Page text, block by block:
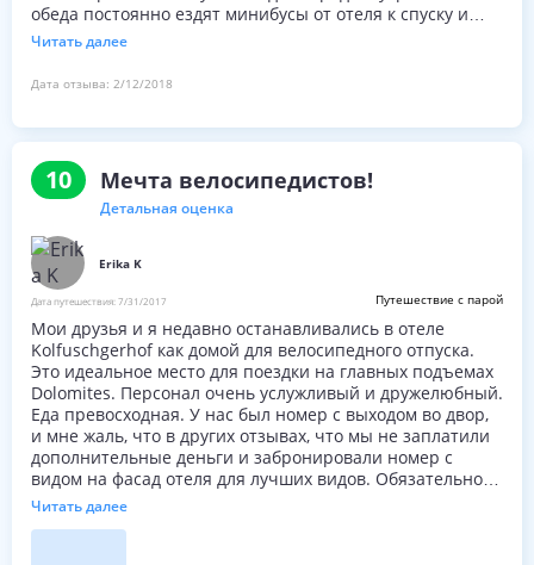
обеда постоянно ездят минибусы от отеля к спуску и
наоборот, не надо никуда идти и ничего носить.
Кататься на лыжах можно как в местном ареале Альта
Бадия или на целой Селларонде. У отеля начинается
Читать далее
Дата отзыва: 2/12/2018
10 Мечта велосипедистов!
Детальная оценка
Erika K
Дата путешествия:7/31/2017 Путешествие с парой
Мои друзья и я недавно останавливались в отеле
Kolfuschgerhof как домой для велосипедного отпуска.
Это идеальное место для поездки на главных подъемах
Dolomites. Персонал очень услужливый и дружелюбный.
Еда превосходная. У нас был номер с выходом во двор,
и мне жаль, что в других отзывах, что мы не заплатили
дополнительные деньги и забронировали номер с
видом на фасад отеля для лучших видов. Обязательно
посетите спа - он был недавно реконструирован и
восхитительный! Мы не можем дождаться, чтобы
Читать далее